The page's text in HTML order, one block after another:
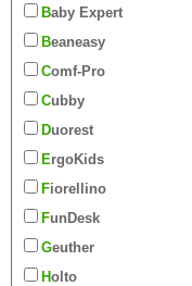
Baby Expert
Beaneasy
Comf-Pro
Cubby
Duorest
ErgoKids
Fiorellino
FunDesk
Geuther
Holto